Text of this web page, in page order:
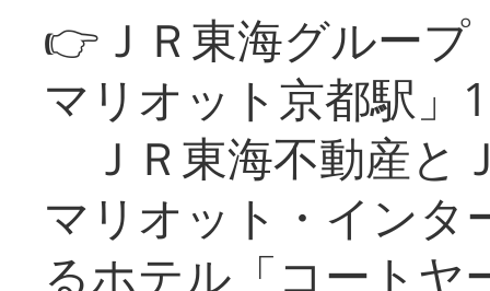
👉ＪＲ東海グルー
マリオット京都駅」
ＪＲ東海不動産と
マリオット・インタ
るホテル「コートヤ